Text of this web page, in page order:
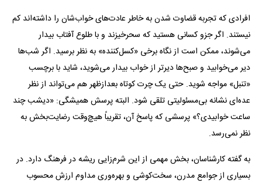
افرادی که تجربه قضاوت شدن به خاطر عادت‌های خواب‌شان را داشته‌اند کم
نیستند. اگر جزو کسانی هستید که سحرخیزند و با طلوع آفتاب بیدار
می‌شوند، ممکن است از نگاه برخی «کسل‌کننده» به نظر برسید. اگر شب‌ها
دیر می‌خوابید و صبح‌ها دیرتر از خواب بیدار می‌شوید، شاید با برچسب
«تنبل» مواجه شوید. حتی یک چرت کوتاه بعدازظهر هم می‌تواند از نظر
عده‌ای نشانه بی‌مسئولیتی تلقی شود. البته پرسش همیشگی: «دیشب چند
ساعت خوابیدی؟» پرسشی که پاسخ آن، تقریباً هیچ‌وقت رضایت‌بخش به
نظر نمی‌رسد.
به گفته کارشناسان، بخش مهمی از این شرم‌زایی ریشه در فرهنگ دارد. در
بسیاری از جوامع مدرن، سخت‌کوشی و بهره‌وری مداوم ارزش محسوب